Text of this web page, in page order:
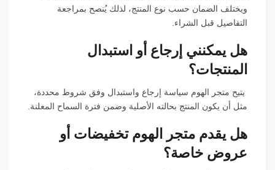
ويختلف الضمان حسب نوع المنتج، لذلك يُنصح بمراجعة
التفاصيل قبل الشراء.
هل يمكنني إرجاع أو استبدال
المنتجات؟
يتيح متجر الهوم سياسة إرجاع واستبدال وفق شروط محددة،
مثل أن يكون المنتج بحالته الأصلية وضمن فترة السماح المعلنة.
هل يقدم متجر الهوم تخفيضات أو
عروض خاصة؟